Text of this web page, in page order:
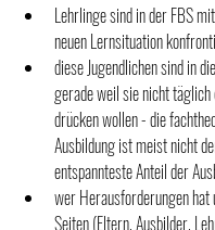
Lehrlinge sind in der FBS
neuen Lernsituation
diese Jugendlichen sind in
gerade weil sie nicht täglich
drücken wollen - die
Ausbildung ist meist nicht
entspannteste Anteil der
wer Herausforderungen hat
Seiten (Eltern, Ausbilder,